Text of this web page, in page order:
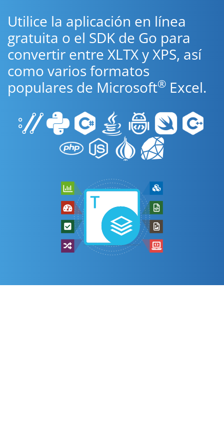
Utilice la aplicación en línea
gratuita o el SDK de Go para
convertir entre XLTX y XPS, así
como varios formatos
populares de Microsoft® Excel.